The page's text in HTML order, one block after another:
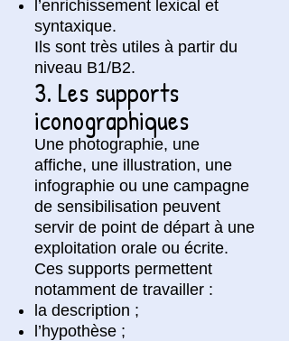
l’enrichissement lexical et
syntaxique.
Ils sont très utiles à partir du
niveau B1/B2.
3. Les supports
iconographiques
Une photographie, une
affiche, une illustration, une
infographie ou une campagne
de sensibilisation peuvent
servir de point de départ à une
exploitation orale ou écrite.
Ces supports permettent
notamment de travailler :
la description ;
l’hypothèse ;